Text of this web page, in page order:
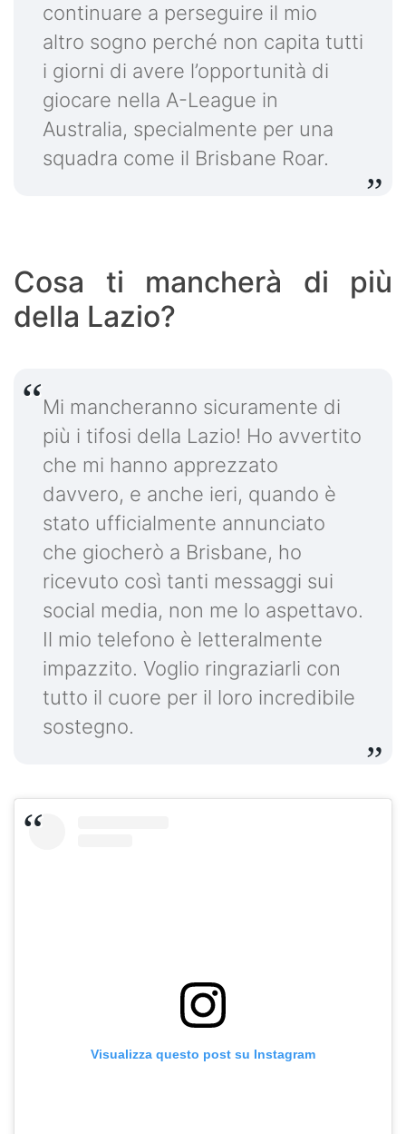
continuare a perseguire il mio
altro sogno perché non capita tutti
i giorni di avere l’opportunità di
giocare nella A-League in
Australia, specialmente per una
squadra come il Brisbane Roar.
Cosa ti mancherà di più
della Lazio?
Mi mancheranno sicuramente di
più i tifosi della Lazio! Ho avvertito
che mi hanno apprezzato
davvero, e anche ieri, quando è
stato ufficialmente annunciato
che giocherò a Brisbane, ho
ricevuto così tanti messaggi sui
social media, non me lo aspettavo.
Il mio telefono è letteralmente
impazzito. Voglio ringraziarli con
tutto il cuore per il loro incredibile
sostegno.
Visualizza questo post su Instagram